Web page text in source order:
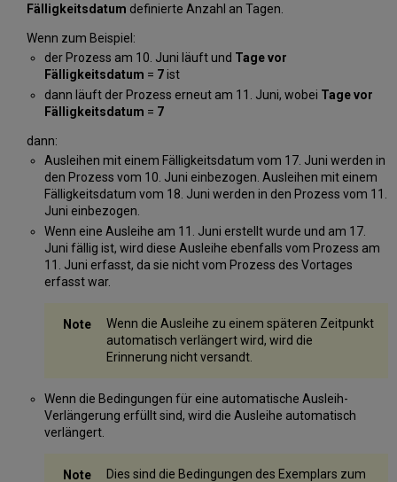
Fälligkeitsdatum definierte Anzahl an Tagen.
Wenn zum Beispiel:
der Prozess am 10. Juni läuft und Tage vor
Fälligkeitsdatum = 7ist
dann läuft der Prozess erneut am 11. Juni, wobei Tage vor
Fälligkeitsdatum = 7
dann:
Ausleihen mit einem Fälligkeitsdatum vom 17. Juni werden in
den Prozess vom 10. Juni einbezogen. Ausleihen mit einem
Fälligkeitsdatum vom 18. Juni werden in den Prozess vom 11.
Juni einbezogen.
Wenn eine Ausleihe am 11. Juni erstellt wurde und am 17.
Juni fällig ist, wird diese Ausleihe ebenfalls vom Prozess am
11. Juni erfasst, da sie nicht vom Prozess des Vortages
erfasst war.
Wenn die Ausleihe zu einem späteren Zeitpunkt
automatisch verlängert wird, wird die
Erinnerung nicht versandt.
Wenn die Bedingungen für eine automatische Ausleih-
Verlängerung erfüllt sind, wird die Ausleihe automatisch
verlängert.
Dies sind die Bedingungen des Exemplars zum